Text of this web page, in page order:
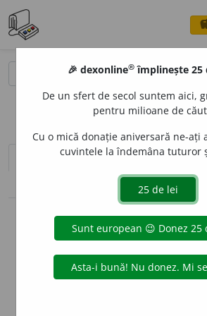
sinteza definițiilor (1)
definiții (19)
pronunție volume_up
info
Aceste definiții sunt
echipa dexonline.
originale se află pe fila
Puteți reordona filele pe
🎉 dexonline® împlinește 25
De un sfert de secol suntem aici,
pentru milioane de
Cu o mică donație aniversară ne-ați
cuvintele la îndemâna tuturor